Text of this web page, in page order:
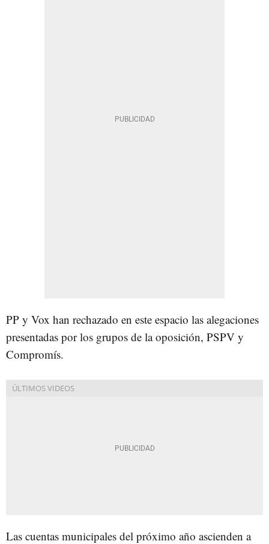
PP y Vox han rechazado en este espacio las alegaciones
presentadas por los grupos de la oposición, PSPV y
Compromís.
Las cuentas municipales del próximo año ascienden a